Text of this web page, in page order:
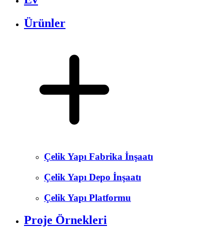
Ürünler
Çelik Yapı Fabrika İnşaatı
Çelik Yapı Depo İnşaatı
Çelik Yapı Platformu
Proje Örnekleri